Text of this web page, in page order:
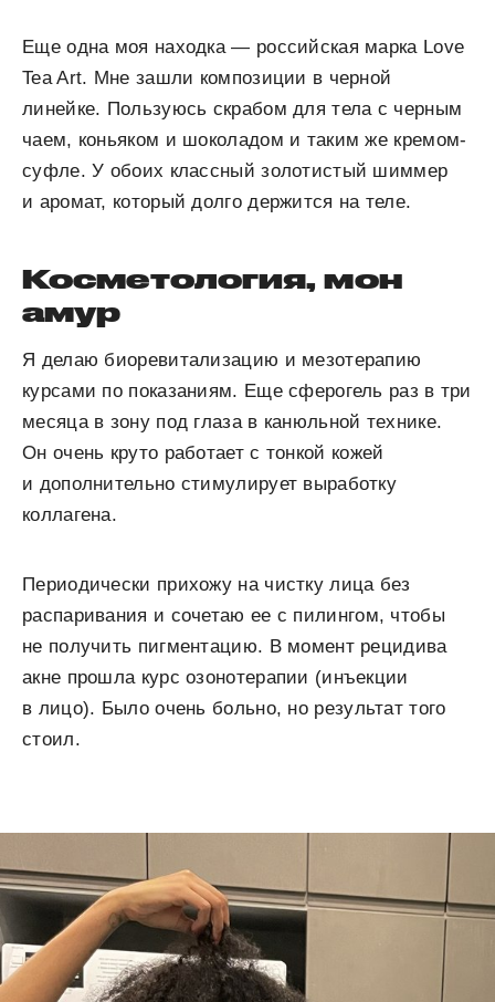
Еще одна моя находка — российская марка Love
Tea Art. Мне зашли композиции в черной
линейке. Пользуюсь скрабом для тела с черным
чаем, коньяком и шоколадом и таким же кремом-
суфле. У обоих классный золотистый шиммер
и аромат, который долго держится на теле.
Косметология, мон
амур
Я делаю биоревитализацию и мезотерапию
курсами по показаниям. Еще сферогель раз в три
месяца в зону под глаза в канюльной технике.
Он очень круто работает с тонкой кожей
и дополнительно стимулирует выработку
коллагена.
Периодически прихожу на чистку лица без
распаривания и сочетаю ее с пилингом, чтобы
не получить пигментацию. В момент рецидива
акне прошла курс озонотерапии (инъекции
в лицо). Было очень больно, но результат того
стоил.